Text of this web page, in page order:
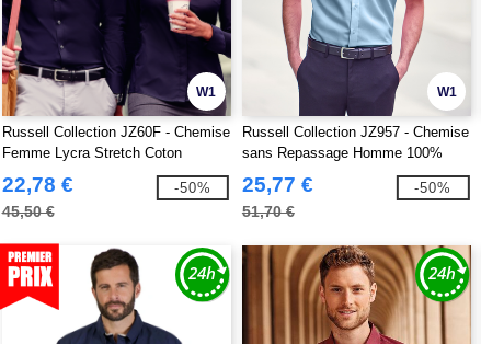
W1
Russell Collection JZ60F - Chemise
Femme Lycra Stretch Coton
22,78 €
45,50 €
-50%
W1
Russell Collection JZ957 - Chemise
sans Repassage Homme 100%
Coton
25,77 €
51,70 €
-50%